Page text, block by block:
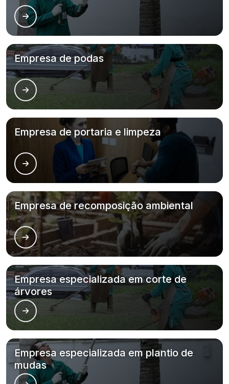
Empresa de podas
Empresa de portaria e limpeza
Empresa de recomposição ambiental
Empresa especializada em corte de
árvores
Empresa especializada em plantio de
mudas